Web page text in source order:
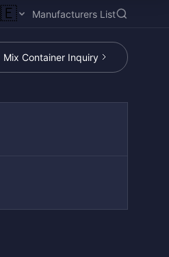
Manufacturers List
Mix Container Inquiry